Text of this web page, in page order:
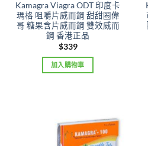
Kamagra Viagra ODT 印度卡
瑪格 咀嚼片威而鋼 甜甜圈偉
哥 糖果含片威而鋼 雙效威而
鋼 香港正品
$339
加入購物車